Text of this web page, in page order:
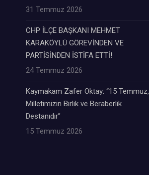
31 Temmuz 2026
CHP İLÇE BAŞKANI MEHMET
KARAKÖYLÜ GÖREVİNDEN VE
PARTİSİNDEN İSTİFA ETTİ!
24 Temmuz 2026
Kaymakam Zafer Oktay: “15 Temmuz,
Milletimizin Birlik ve Beraberlik
Destanıdır”
15 Temmuz 2026